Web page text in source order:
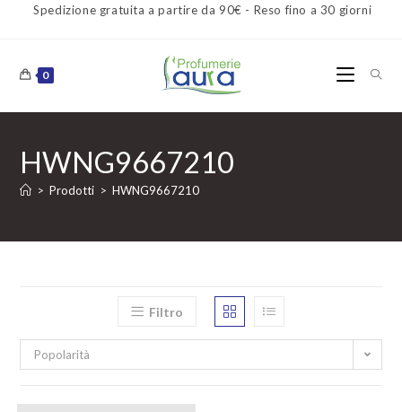
Spedizione gratuita a partire da 90€ - Reso fino a 30 giorni
0
HWNG9667210
> Prodotti > HWNG9667210
Filtro
Popolarità